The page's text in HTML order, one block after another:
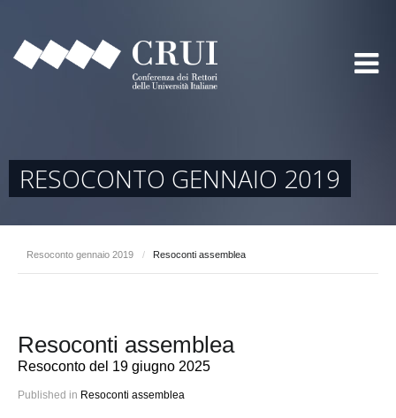
RESOCONTO GENNAIO 2019
Resoconto gennaio 2019 / Resoconti assemblea
Resoconti assemblea
Resoconto del 19 giugno 2025
Published in Resoconti assemblea